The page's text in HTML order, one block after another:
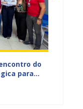
do
para